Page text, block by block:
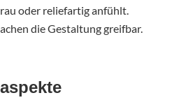
oder reliefartig anfühlt.
die Gestaltung greifbar.